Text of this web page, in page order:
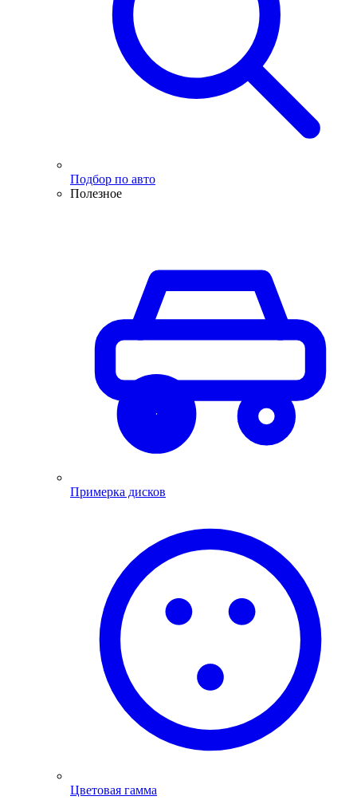
Подбор по авто
Полезное
Примерка дисков
Цветовая гамма